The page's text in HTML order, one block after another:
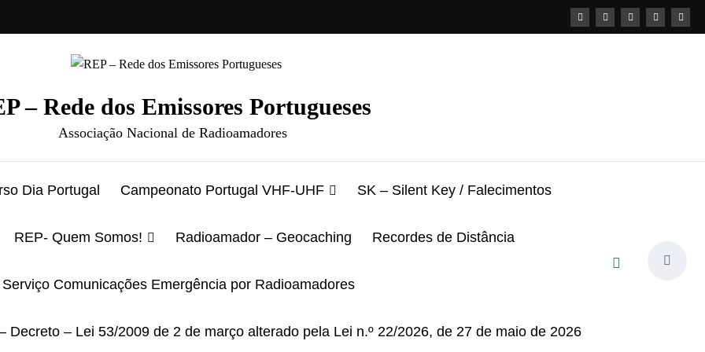
– Rede dos Emissores Portugueses
Associação Nacional de Radioamadores
Dia Portugal Campeonato Portugal VHF-UHF SK – Silent Key / Falecimentos
REP- Quem Somos! Radioamador – Geocaching Recordes de Distância
Comunicações Emergência por Radioamadores
– Lei 53/2009 de 2 de março alterado pela Lei n.º 22/2026, de 27 de maio de 2026